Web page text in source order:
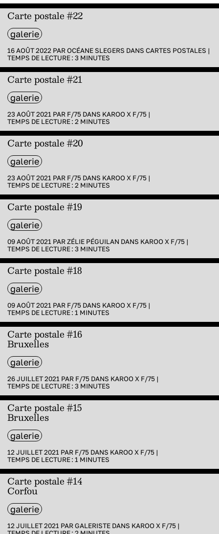
Carte postale #22
galerie
16 AOÛT 2022 PAROCÉANE SLEGERS DANS CARTES POSTALES |
TEMPS DE LECTURE : 3 MINUTES
Carte postale #21
galerie
23 AOÛT 2021 PAR F/75 DANS KAROO X F/75 |
TEMPS DE LECTURE : 2 MINUTES
Carte postale #20
galerie
23 AOÛT 2021 PAR F/75 DANS KAROO X F/75 |
TEMPS DE LECTURE : 2 MINUTES
Carte postale #19
galerie
09 AOÛT 2021 PARZÉLIE PÉGUILAN DANS KAROO X F/75 |
TEMPS DE LECTURE : 3 MINUTES
Carte postale #18
galerie
09 AOÛT 2021 PAR F/75 DANS KAROO X F/75 |
TEMPS DE LECTURE : 1 MINUTES
Carte postale #16
Bruxelles
galerie
26 JUILLET 2021 PAR F/75 DANS KAROO X F/75 |
TEMPS DE LECTURE : 3 MINUTES
Carte postale #15
Bruxelles
galerie
12 JUILLET 2021 PAR F/75 DANS KAROO X F/75 |
TEMPS DE LECTURE : 1 MINUTES
Carte postale #14
Corfou
galerie
12 JUILLET 2021 PARGALERISTE DANS KAROO X F/75 |